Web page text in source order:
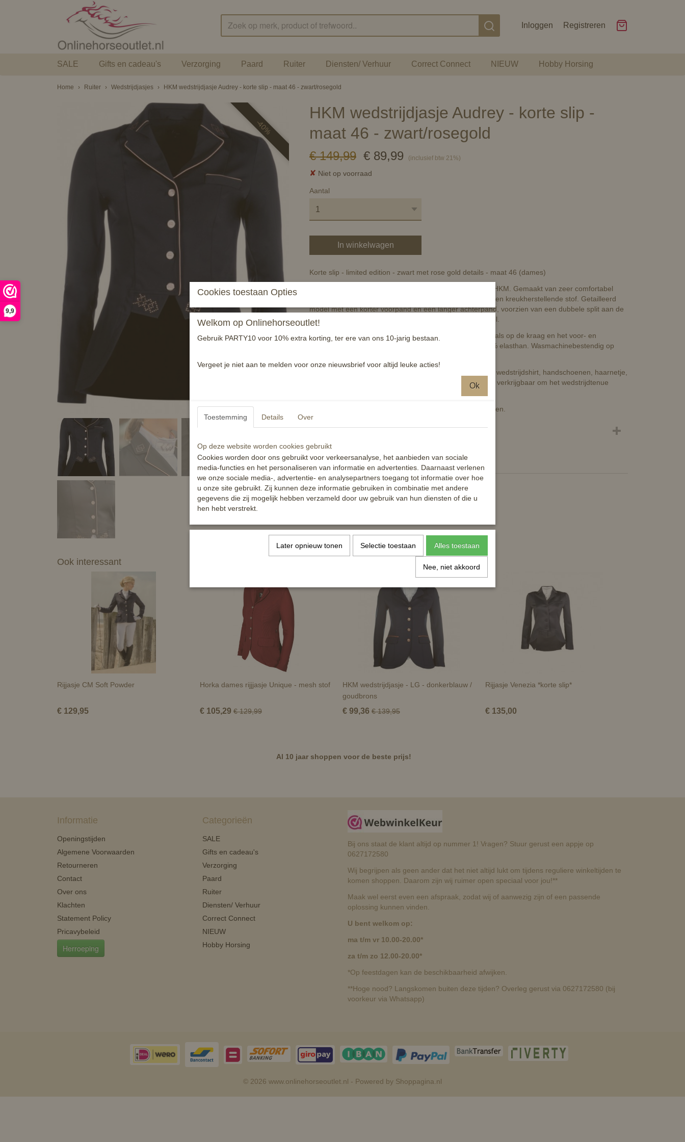
9,9
Inloggen Registreren
SALE Gifts en cadeau's Verzorging Paard Ruiter Diensten/ Verhuur Correct Connect NIEUW Hobby Horsing
Home › Ruiter › Wedstrijdjasjes › HKM wedstrijdjasje Audrey - korte slip - maat 46 - zwart/rosegold
-40%
HKM wedstrijdjasje Audrey - korte slip -
maat 46 - zwart/rosegold
€ 149,99 € 89,99 (inclusief btw 21%)
✘ Niet op voorraad
Aantal
In winkelwagen
Korte slip - limited edition - zwart met rose gold details - maat 46 (dames)
Exclusief wedstrijdjasje uit de Competition Collection van HKM. Gemaakt van zeer comfortabel
draagbare, goed ademende, bi-elastische, vuilafstotende en kreukherstellende stof. Getailleerd
model met een korter voorpand en een langer achterpand, voorzien van een dubbele split aan de
achterzijde, waardoor dit jasje zeer mooi toont in het zadel.
Het jasje is afgewerkt met schitterende Roségouden crystals op de kraag en het voor- en
achterpand. Materiaal: 50% polyester, 45% polyamide, 5% elasthan. Wasmachinebestendig op
In deze Limited Edition zijn ook een bijpassende plastron, wedstrijdshirt, handschoenen, haarnetje,
broeksriem, zadeldekje, rijlaarzen, sporen en stijgbeugels verkrijgbaar om het wedstrijdtenue
Dit rijjasje is toegestaan op KNHS wedstrijden in alle klassen.
Reacties
Ook interessant
Rijjasje CM Soft Powder
€ 129,95
Horka dames rijjjasje Unique - mesh stof
€ 105,29 € 129,99
HKM wedstrijdjasje - LG - donkerblauw /
goudbrons
€ 99,36 € 139,95
Rijjasje Venezia *korte slip*
€ 135,00
Al 10 jaar shoppen voor de beste prijs!
Informatie
Openingstijden
Algemene Voorwaarden
Retourneren
Contact
Over ons
Klachten
Statement Policy
Pricavybeleid
Herroeping
Categorieën
SALE
Gifts en cadeau's
Verzorging
Paard
Ruiter
Diensten/ Verhuur
Correct Connect
NIEUW
Hobby Horsing
Bij ons staat de klant altijd op nummer 1! Vragen? Stuur gerust een appje op
0627172580
Wij begrijpen als geen ander dat het niet altijd lukt om tijdens reguliere winkeltijden te
komen shoppen. Daarom zijn wij ruimer open speciaal voor jou!**
Maak wel eerst even een afspraak, zodat wij of aanwezig zijn of een passende
oplossing kunnen vinden.
U bent welkom op:
ma t/m vr 10.00-20.00*
za t/m zo 12.00-20.00*
*Op feestdagen kan de beschikbaarheid afwijken.
**Hoge nood? Langskomen buiten deze tijden? Overleg gerust via 0627172580 (bij
voorkeur via Whatsapp)
© 2026 www.onlinehorseoutlet.nl - Powered by Shoppagina.nl
Cookies toestaan Opties
Welkom op Onlinehorseoutlet!
Gebruik PARTY10 voor 10% extra korting, ter ere van ons 10-jarig bestaan.
Vergeet je niet aan te melden voor onze nieuwsbrief voor altijd leuke acties!
Ok
Toestemming Details Over
Op deze website worden cookies gebruikt
Cookies worden door ons gebruikt voor verkeersanalyse, het aanbieden van sociale
media-functies en het personaliseren van informatie en advertenties. Daarnaast verlenen
we onze sociale media-, advertentie- en analysepartners toegang tot informatie over hoe
u onze site gebruikt. Zij kunnen deze informatie gebruiken in combinatie met andere
gegevens die zij mogelijk hebben verzameld door uw gebruik van hun diensten of die u
hen hebt verstrekt.
Later opnieuw tonen Selectie toestaan Alles toestaan
Nee, niet akkoord